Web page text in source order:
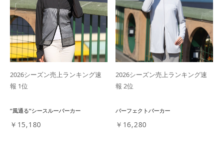
2026シーズン売上ランキング速
報 1位
”風通る”シースルーパーカー
￥15,180
2026シーズン売上ランキング速
報 2位
パーフェクトパーカー
￥16,280